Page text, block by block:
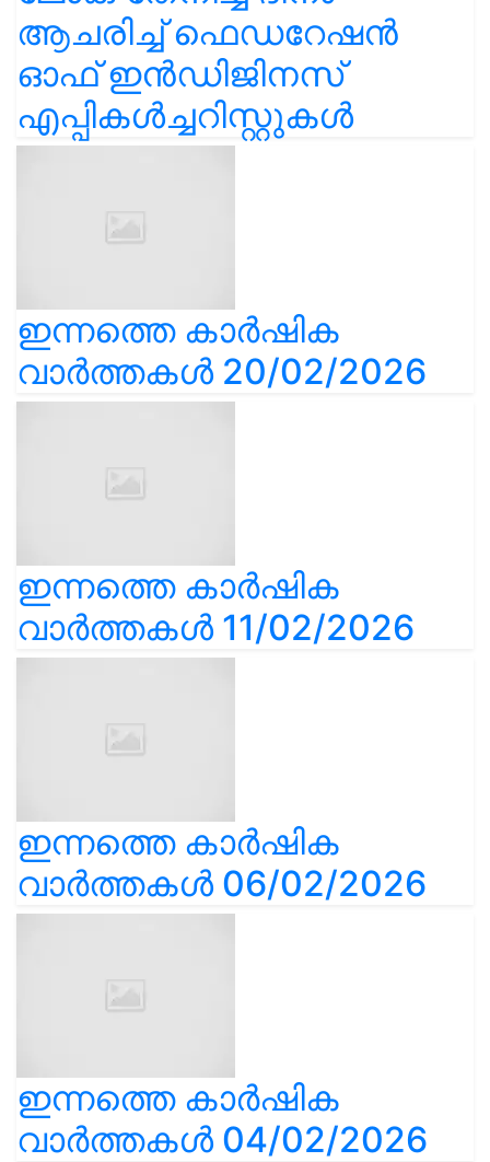
ആചരിച്ച് ഫെഡറേഷൻ
ഓഫ് ഇൻഡിജിനസ്
എപ്പികൾച്ചറിസ്റ്റുകൾ
ഇന്നത്തെ കാർഷിക
വാർത്തകൾ 20/02/2026
ഇന്നത്തെ കാർഷിക
വാർത്തകൾ 11/02/2026
ഇന്നത്തെ കാർഷിക
വാർത്തകൾ 06/02/2026
ഇന്നത്തെ കാർഷിക
വാർത്തകൾ 04/02/2026